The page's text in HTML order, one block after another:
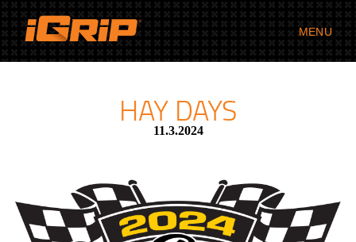
MENU
HAY DAYS
11.3.2024